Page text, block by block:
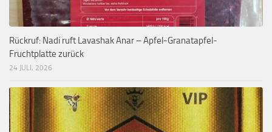
Rückruf: Nadi ruft Lavashak Anar – Apfel-Granatapfel-
Fruchtplatte zurück
24 JULI, 2026